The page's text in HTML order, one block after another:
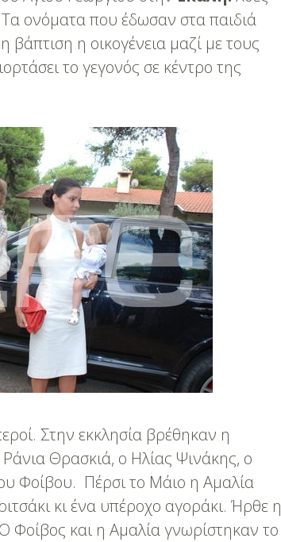
ονόματα που έδωσαν στα παιδιά
βάπτιση η οικογένεια μαζί με τους
το γεγονός σε κέντρο της
Στην εκκλησία βρέθηκαν η
Θρασκιά, ο Ηλίας Ψινάκης, ο
Φοίβου. Πέρσι το Μάιο η Αμαλία
κι ένα υπέροχο αγοράκι. Ήρθε η
και η Αμαλία γνωρίστηκαν το